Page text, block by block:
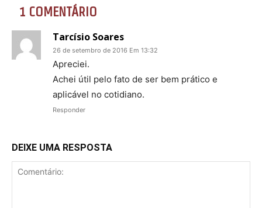
1 COMENTÁRIO
Tarcísio Soares
26 de setembro de 2016 Em 13:32
Apreciei.
Achei útil pelo fato de ser bem prático e
aplicável no cotidiano.
Responder
DEIXE UMA RESPOSTA